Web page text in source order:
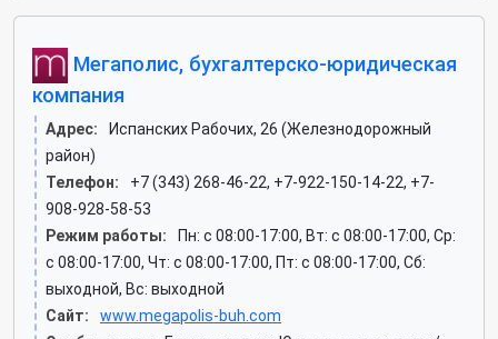
Мегаполис, бухгалтерско-юридическая
компания
Адрес:
Испанских Рабочих, 26 (Железнодорожный
район)
Телефон:
+7 (343) 268-46-22, +7-922-150-14-22, +7-
908-928-58-53
Режим работы:
Пн: c 08:00-17:00, Вт: c 08:00-17:00, Ср:
c 08:00-17:00, Чт: c 08:00-17:00, Пт: c 08:00-17:00, Сб:
выходной, Вс: выходной
Сайт:
www.megapolis-buh.com